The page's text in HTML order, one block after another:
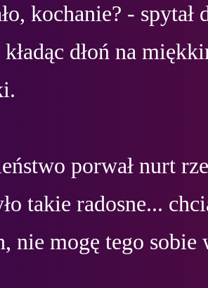
kochanie? - spytał
dłoń na
porwał nurt
takie radosne...
nie mogę tego sobie